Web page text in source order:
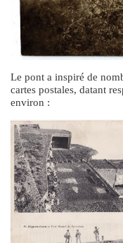
Le pont a inspiré de
cartes postales, datant
environ :